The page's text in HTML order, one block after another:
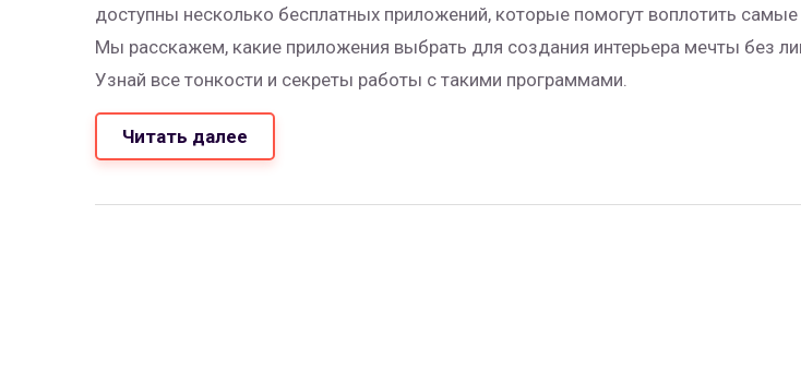
доступны несколько бесплатных приложений, которые помогут воплотить
Мы расскажем, какие приложения выбрать для создания интерьера мечты без
Узнай все тонкости и секреты работы с такими программами.
Читать далее